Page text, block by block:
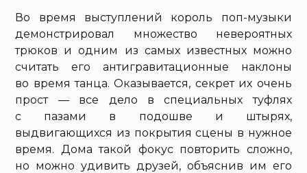
Во время выступлений король поп-музыки
демонстрировал множество невероятных
трюков и одним из самых известных можно
считать его антигравитационные наклоны
во время танца. Оказывается, секрет их очень
прост — все дело в специальных туфлях
с пазами в подошве и штырях,
выдвигающихся из покрытия сцены в нужное
время. Дома такой фокус повторить сложно,
но можно удивить друзей, объяснив им его